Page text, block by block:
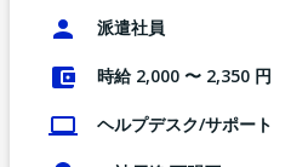
派遣社員
時給 2,000 〜 2,350 円
ヘルプデスク/サポート